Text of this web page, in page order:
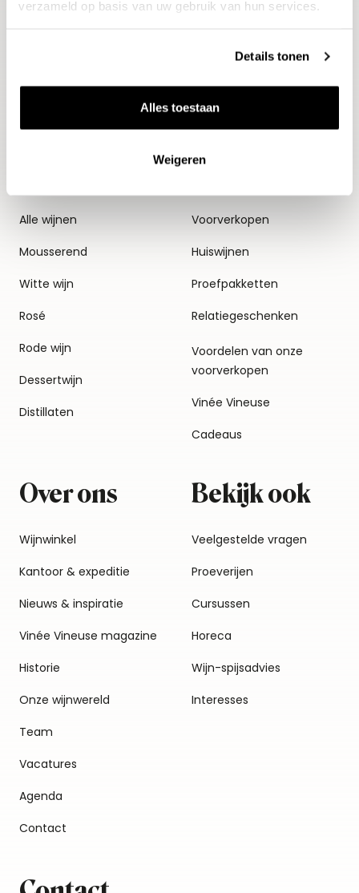
verzameld op basis van uw gebruik van hun services.
Details tonen
Alles toestaan
Weigeren
Alle wijnen
Mousserend
Witte wijn
Rosé
Rode wijn
Dessertwijn
Distillaten
Thema's
Voorverkopen
Huiswijnen
Proefpakketten
Relatiegeschenken
Voordelen van onze
voorverkopen
Vinée Vineuse
Cadeaus
Over ons
Wijnwinkel
Kantoor & expeditie
Nieuws & inspiratie
Vinée Vineuse magazine
Historie
Onze wijnwereld
Team
Vacatures
Agenda
Contact
Bekijk ook
Veelgestelde vragen
Proeverijen
Cursussen
Horeca
Wijn-spijsadvies
Interesses